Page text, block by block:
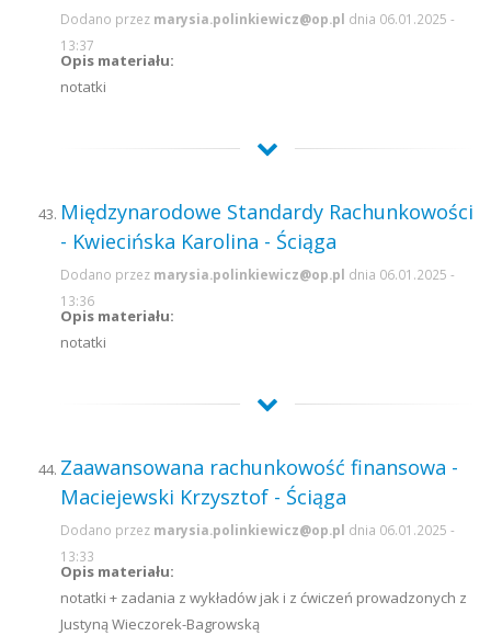
Dodano przez marysia.polinkiewicz@op.pl dnia 06.01.2025 -
13:37
Opis materiału:
notatki
Międzynarodowe Standardy Rachunkowości
- Kwiecińska Karolina - Ściąga
Dodano przez marysia.polinkiewicz@op.pl dnia 06.01.2025 -
13:36
Opis materiału:
notatki
Zaawansowana rachunkowość finansowa -
Maciejewski Krzysztof - Ściąga
Dodano przez marysia.polinkiewicz@op.pl dnia 06.01.2025 -
13:33
Opis materiału:
notatki + zadania z wykładów jak i z ćwiczeń prowadzonych z
Justyną Wieczorek-Bagrowską